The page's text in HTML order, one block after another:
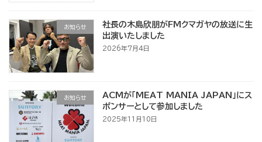
お知らせ
社長の木島欣朋がFMクマガヤの放送に生
出演いたしました
2026年7月4日
お知らせ
ACMが「MEAT MANIA JAPAN」にス
ポンサーとして参加しました
2025年11月10日